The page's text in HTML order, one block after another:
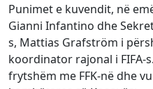
Punimet e kuvendit, në
Gianni Infantino dhe
s, Mattias Grafström i
koordinator rajonal i FIFA-
frytshëm me FFK-në dhe